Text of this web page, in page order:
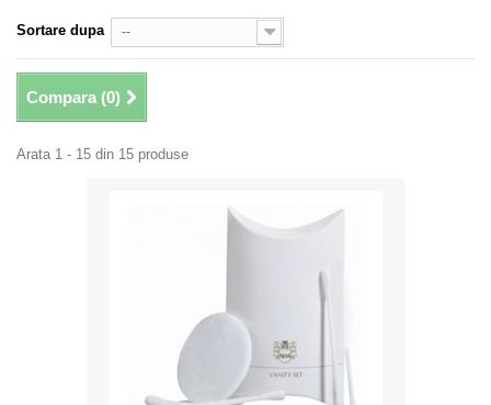
Sortare dupa --
Compara (0)
Arata 1 - 15 din 15 produse